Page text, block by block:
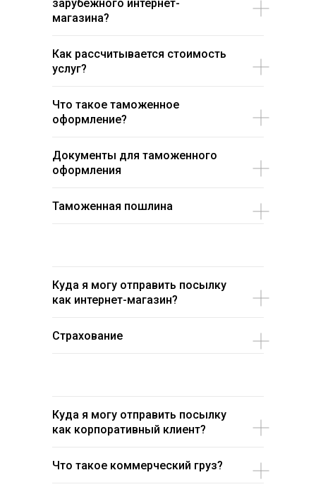
зарубежного интернет-
магазина?
Как рассчитывается стоимость
услуг?
Что такое таможенное
оформление?
Документы для таможенного
оформления
Таможенная пошлина
Куда я могу отправить посылку
как интернет-магазин?
Страхование
Куда я могу отправить посылку
как корпоративный клиент?
Что такое коммерческий груз?